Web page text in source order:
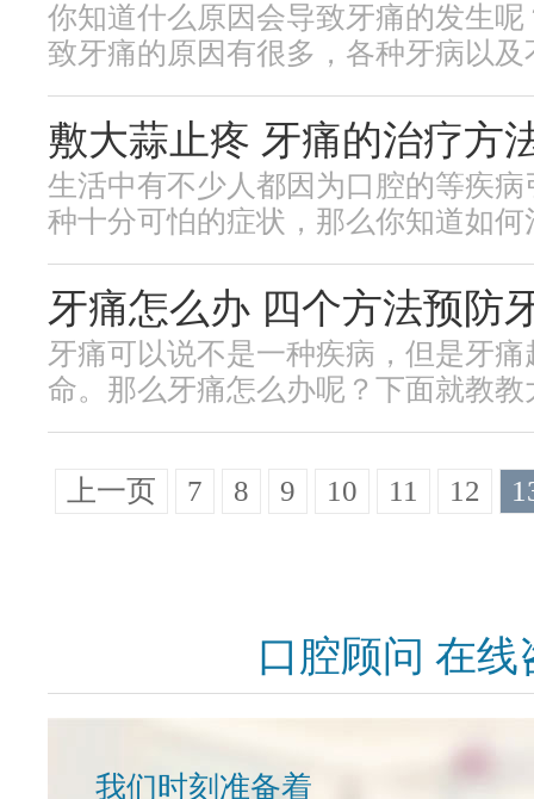
你知道什么原因会导致牙痛的发生
致牙痛的原因有很多，各种牙病以及
敷大蒜止疼 牙痛的治疗方
生活中有不少人都因为口腔的等疾
种十分可怕的症状，那么你知道如何
牙痛怎么办 四个方法预防
牙痛可以说不是一种疾病，但是牙
命。那么牙痛怎么办呢？下面就教教
上一页 7 8 9 10 11 12
口腔顾问 在线
我们时刻准备着